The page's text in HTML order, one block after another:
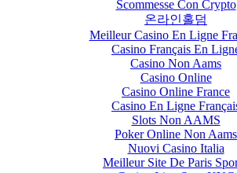
Scommesse Con Crypto
온라인홀덤
Meilleur Casino En Ligne
Casino Français En
Casino Non Aams
Casino Online
Casino Online France
Casino En Ligne
Slots Non AAMS
Poker Online Non Aams
Nuovi Casino Italia
Meilleur Site De Paris